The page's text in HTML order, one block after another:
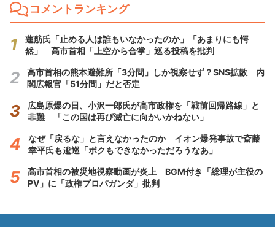
コメントランキング
蓮舫氏「止める人は誰もいなかったのか」「あまりにも愕
然」 高市首相「上空から合掌」巡る投稿を批判
高市首相の熊本避難所「3分間」しか視察せず？SNS拡散 内
閣広報官「51分間」だと否定
広島原爆の日、小沢一郎氏が高市政権を「戦前回帰路線」と
非難 「この国は再び滅亡に向かいかねない」
なぜ「戻るな」と言えなかったのか イオン爆発事故で斎藤
幸平氏も逡巡「ボクもできなかっただろうなあ」
高市首相の被災地視察動画が炎上 BGM付き「総理が主役の
PV」に「政権プロパガンダ」批判